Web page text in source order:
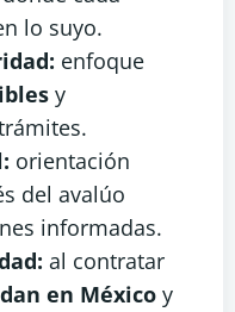
lo suyo.
enfoque
y
orientación
del avalúo
informadas.
al contratar
en México y